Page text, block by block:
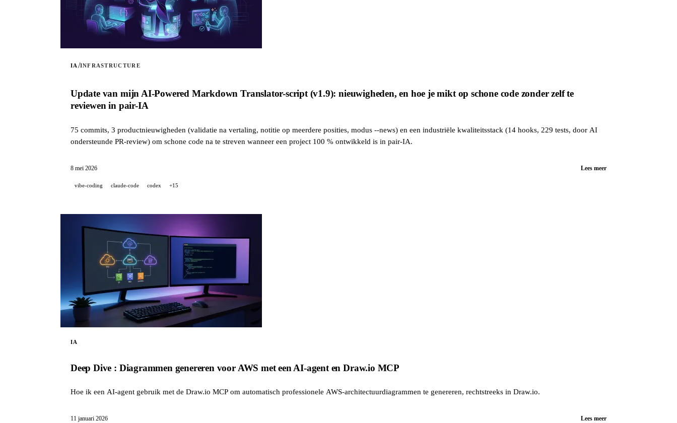
IA /INFRASTRUCTURE
Update van mijn AI-Powered Markdown Translator-script (v1.9): nieuwigheden, en hoe je mikt op schone code zonder zelf te
reviewen in pair-IA
75 commits, 3 productnieuwigheden (validatie na vertaling, notitie op meerdere posities, modus --news) en een industriële kwaliteitsstack (14 hooks, 229 tests, door AI
ondersteunde PR-review) om schone code na te streven wanneer een project 100 % ontwikkeld is in pair-IA.
8 mei 2026 Lees meer
vibe-coding claude-code codex +15
IA
Deep Dive : Diagrammen genereren voor AWS met een AI-agent en Draw.io MCP
Hoe ik een AI-agent gebruik met de Draw.io MCP om automatisch professionele AWS-architectuurdiagrammen te genereren, rechtstreeks in Draw.io.
11 januari 2026 Lees meer